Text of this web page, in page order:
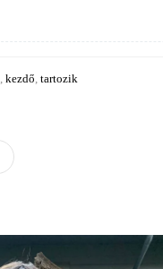
kezdő tartozik